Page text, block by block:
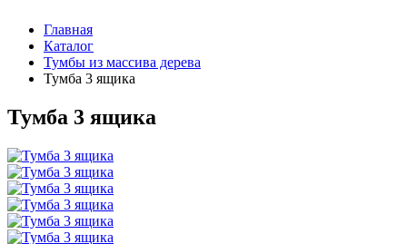
Главная
Каталог
Тумбы из массива дерева
Тумба 3 ящика
Тумба 3 ящика